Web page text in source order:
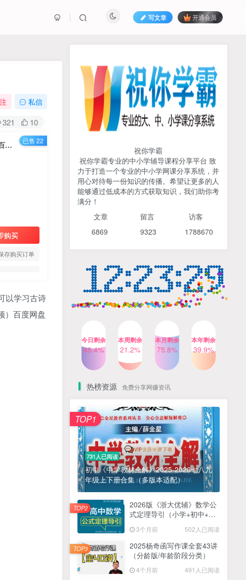
写文章 开通会员
私信
321 10
小学大语文知识古诗词，1-6年级必背古诗75首（原文+mp3音频）百度网盘下载
购买
存购买订单
已售 22
以学习古诗
）百度网盘
731人已阅读
初中《中学教材全解》2025-2026七八九
TOP1
2026版《浙大优辅》数学公
式定理导引（小学+初中+高
中全套）PDF
3个月前 502人已阅读
TOP2
（分龄版/年龄阶段分类）
4个月前 491人已阅读
3个月前 420人已阅读
清华帅爸数学思维（抖音）|
小学+初中课程视频合集
TOP5
动画课程715集+配套练习册
高清PDF
6个月前 412人已阅读
祝你学霸
祝你学霸专业的中小学辅导课程分享平台 致
力于打造一个专业的中小学网课分享系统，并
用心对待每一份知识的传播。希望让更多的人
能够通过低成本的方式获取知识，我们助你考
满分！
文章 留言 访客
6869 9323 1788670
今日剩余
48.4%
本周剩余
21.2%
本月剩余
75.8%
本年剩余
39.9%
热榜资源 免费分享网赚资讯
731人已阅读
初中《中学教材全解》2025-2026七八九
年级上下册合集（多版本适配）
TOP1
2026版《浙大优辅》数学公
式定理导引（小学+初中+高
3个月前 502人已阅读
TOP2
2025杨奇函写作课全套43讲
（分龄版/年龄阶段分类）
4个月前 491人已阅读
TOP3